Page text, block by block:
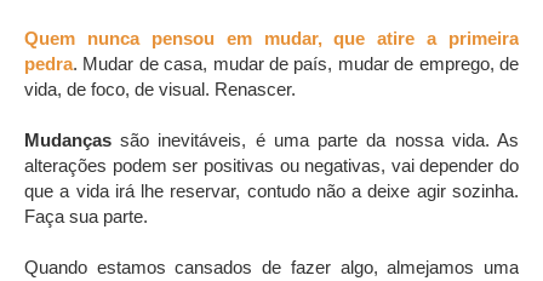
Quem nunca pensou em mudar, que atire a primeira
pedra. Mudar de casa, mudar de país, mudar de emprego, de
vida, de foco, de visual. Renascer.
Mudanças são inevitáveis, é uma parte da nossa vida. As
alterações podem ser positivas ou negativas, vai depender do
que a vida irá lhe reservar, contudo não a deixe agir sozinha.
Faça sua parte.
Quando estamos cansados ​​de fazer algo, almejamos uma